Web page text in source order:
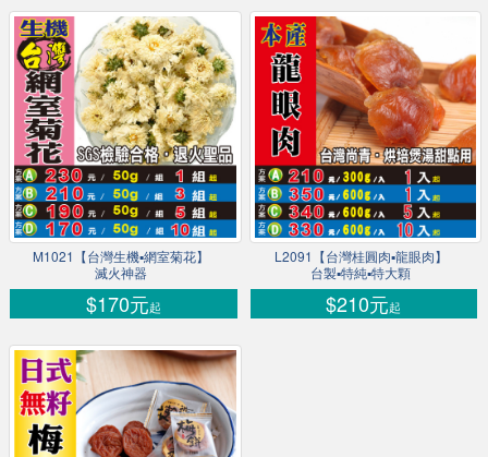
M1021【台灣生機▪網室菊花】
滅火神器
$170元起
L2091【台灣桂圓肉▪龍眼肉】
台製▪特純▪特大顆
$210元起